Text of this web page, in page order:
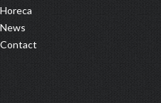
Horeca
News
Contact